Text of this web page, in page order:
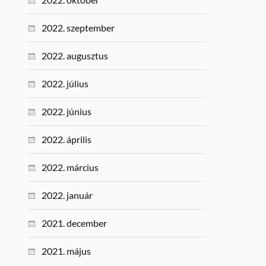
2022. szeptember
2022. augusztus
2022. július
2022. június
2022. április
2022. március
2022. január
2021. december
2021. május